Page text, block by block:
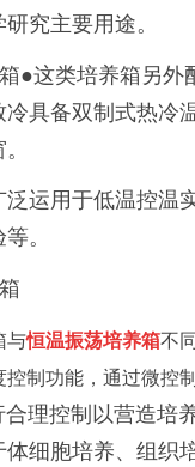
究主要用途。
●这类培养箱另外
具备双制式热冷
运用于低温控温
。
与恒温振荡培养箱不
制功能，通过微控
合理控制以营造培
细胞培养、组织